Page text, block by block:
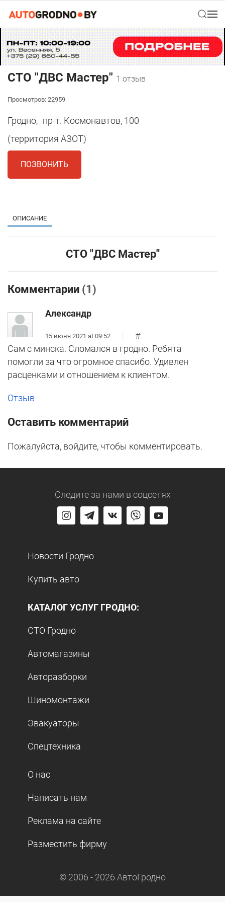
CТО "ДВС Мастер" 1 отзыв
Просмотров: 22959
Гродно, пр-т. Космонавтов, 100
(территория АЗОТ)
ПОЗВОНИТЬ
ОПИСАНИЕ
CТО "ДВС Мастер"
Комментарии (1)
Александр
15 июня 2021 at 09:52
#
Сам с минска. Сломался в гродно. Ребята
помогли за что огромное спасибо. Удивлен
расценками и отношением к клиентом.
Отзыв
Оставить комментарий
Пожалуйста, войдите, чтобы комментировать.
Следите за нами в соцсетях
Новости Гродно
Купить авто
КАТАЛОГ УСЛУГ ГРОДНО:
СТО Гродно
Автомагазины
Авторазборки
Шиномонтажи
Эвакуаторы
Спецтехника
О нас
Написать нам
Реклама на сайте
Разместить фирму
© 2006 - 2026 АвтоГродно